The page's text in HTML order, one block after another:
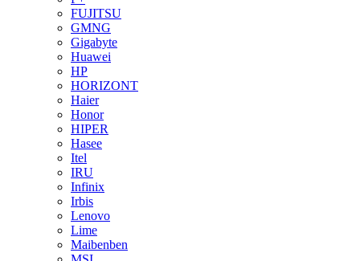
FUJITSU
GMNG
Gigabyte
Huawei
HP
HORIZONT
Haier
Honor
HIPER
Hasee
Itel
IRU
Infinix
Irbis
Lenovo
Lime
Maibenben